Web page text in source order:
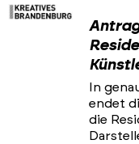
In
endet
die